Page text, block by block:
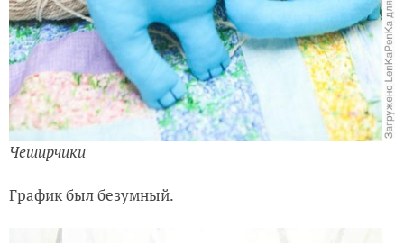
Чеширчики
График был безумный.